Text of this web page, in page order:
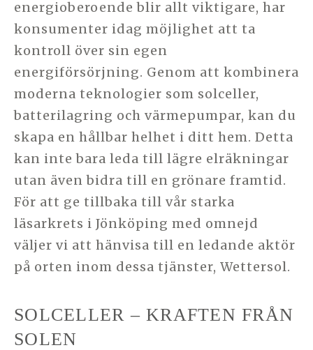
energioberoende blir allt viktigare, har
konsumenter idag möjlighet att ta
kontroll över sin egen
energiförsörjning. Genom att kombinera
moderna teknologier som solceller,
batterilagring och värmepumpar, kan du
skapa en hållbar helhet i ditt hem. Detta
kan inte bara leda till lägre elräkningar
utan även bidra till en grönare framtid.
För att ge tillbaka till vår starka
läsarkrets i Jönköping med omnejd
väljer vi att hänvisa till en ledande aktör
på orten inom dessa tjänster, Wettersol.
SOLCELLER – KRAFTEN FRÅN
SOLEN